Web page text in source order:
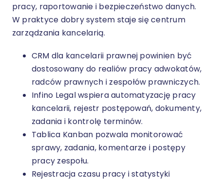
pracy, raportowanie i bezpieczeństwo danych.
W praktyce dobry system staje się centrum
zarządzania kancelarią.
CRM dla kancelarii prawnej powinien być
dostosowany do realiów pracy adwokatów,
radców prawnych i zespołów prawniczych.
Infino Legal wspiera automatyzację pracy
kancelarii, rejestr postępowań, dokumenty,
zadania i kontrolę terminów.
Tablica Kanban pozwala monitorować
sprawy, zadania, komentarze i postępy
pracy zespołu.
Rejestracja czasu pracy i statystyki